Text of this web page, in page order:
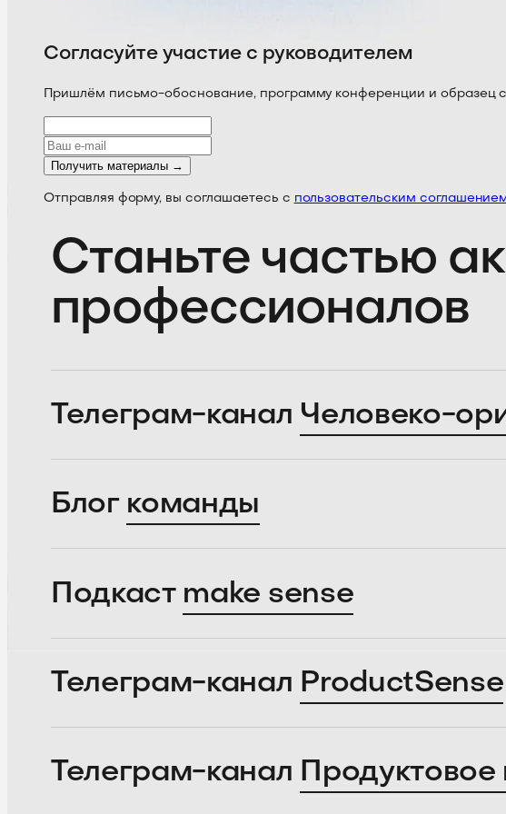
Согласуйте участие с руководителем
Пришлём письмо-обоснование, программу конференции и образец
Получить материалы →
Отправляя форму, вы соглашаетесь с пользовательским
Станьте частью
профессионалов
Телеграм-канал Человеко-
Блог команды
Подкаст make sense
Телеграм-канал ProductSense
Телеграм-канал